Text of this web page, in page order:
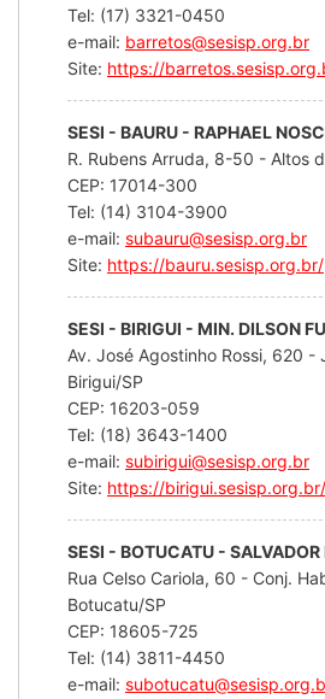
Tel: (17) 3321-0450
e-mail: barretos@sesisp.org.br
Site: https://
SESI - BAURU - RAPHAEL
R. Rubens Arruda, 8-50 - Altos
CEP: 17014-300
Tel: (14) 3104-3900
e-mail: subauru@sesisp.org.br
Site: https://bauru.sesisp.org.br/
SESI - BIRIGUI - MIN. DILSON
Av. José Agostinho Rossi, 620 -
Birigui/SP
CEP: 16203-059
Tel: (18) 3643-1400
e-mail: subirigui@sesisp.org.br
Site: https://birigui.sesisp.org.br/
SESI - BOTUCATU - SALVADOR
Rua Celso Cariola, 60 - Conj.
Botucatu/SP
CEP: 18605-725
Tel: (14) 3811-4450
e-mail: